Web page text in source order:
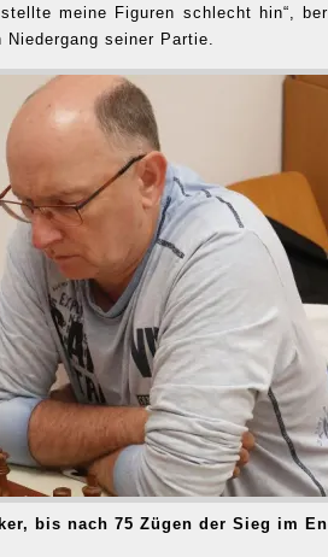
meine Figuren schlecht hin“,
seiner Partie.
bis nach 75 Zügen der Sieg im